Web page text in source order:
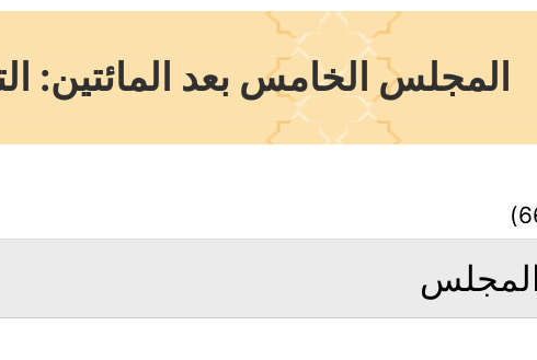
المجلس الخامس بعد المائتين: